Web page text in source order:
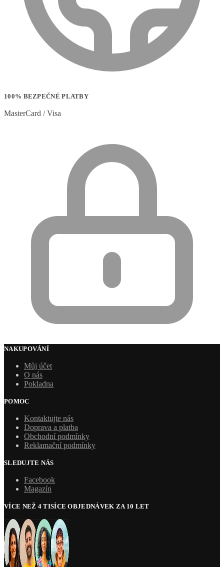
100% BEZPEČNÉ PLATBY
MasterCard / Visa
NAKUPOVÁNÍ
Můj účet
O nás
Pokladna
POMOC
Kontaktujte nás
Doprava a platba
Obchodní podmínky
Reklamační podmínky
SLEDUJTE NÁS
Facebook
Magazín
VÍCE NEŽ 4 TISÍCE OBJEDNÁVEK ZA 10 LET